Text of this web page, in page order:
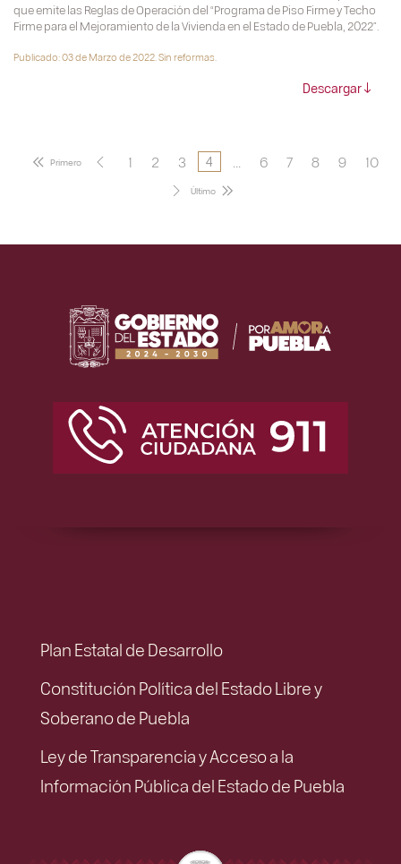
que emite las Reglas de Operación del “Programa de Piso Firme y Techo
Firme para el Mejoramiento de la Vivienda en el Estado de Puebla, 2022”.
Publicado: 03 de Marzo de 2022. Sin reformas.
Descargar
1 2 3 4 ... 6 7 8 9 10
Plan Estatal de Desarrollo
Constitución Política del Estado Libre y
Soberano de Puebla
Ley de Transparencia y Acceso a la
Información Pública del Estado de Puebla